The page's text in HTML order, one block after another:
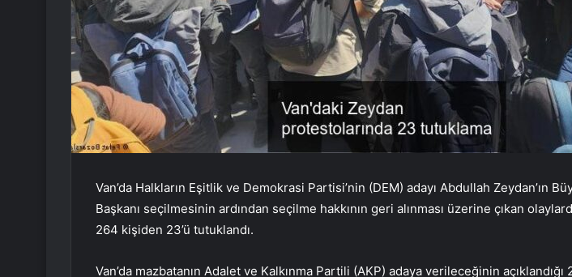
Van’da Halkların Eşitlik ve Demokrasi Partisi’nin (DEM) adayı Abdullah Zeydan’ın
Başkanı seçilmesinin ardından seçilme hakkının geri alınması üzerine çıkan
264 kişiden 23’ü tutuklandı.
Van’da mazbatanın Adalet ve Kalkınma Partili (AKP) adaya verileceğinin açıklandığı